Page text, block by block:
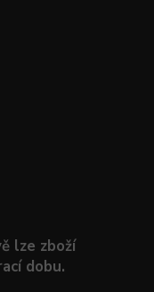
lze zboží
dobu.